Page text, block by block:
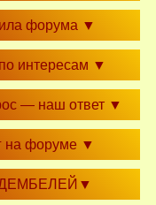
форума ▼
интересам ▼
— наш ответ ▼
на форуме ▼
▼